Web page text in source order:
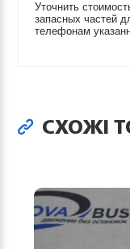
Уточнить
запасных частей
телефонам
СХОЖІ